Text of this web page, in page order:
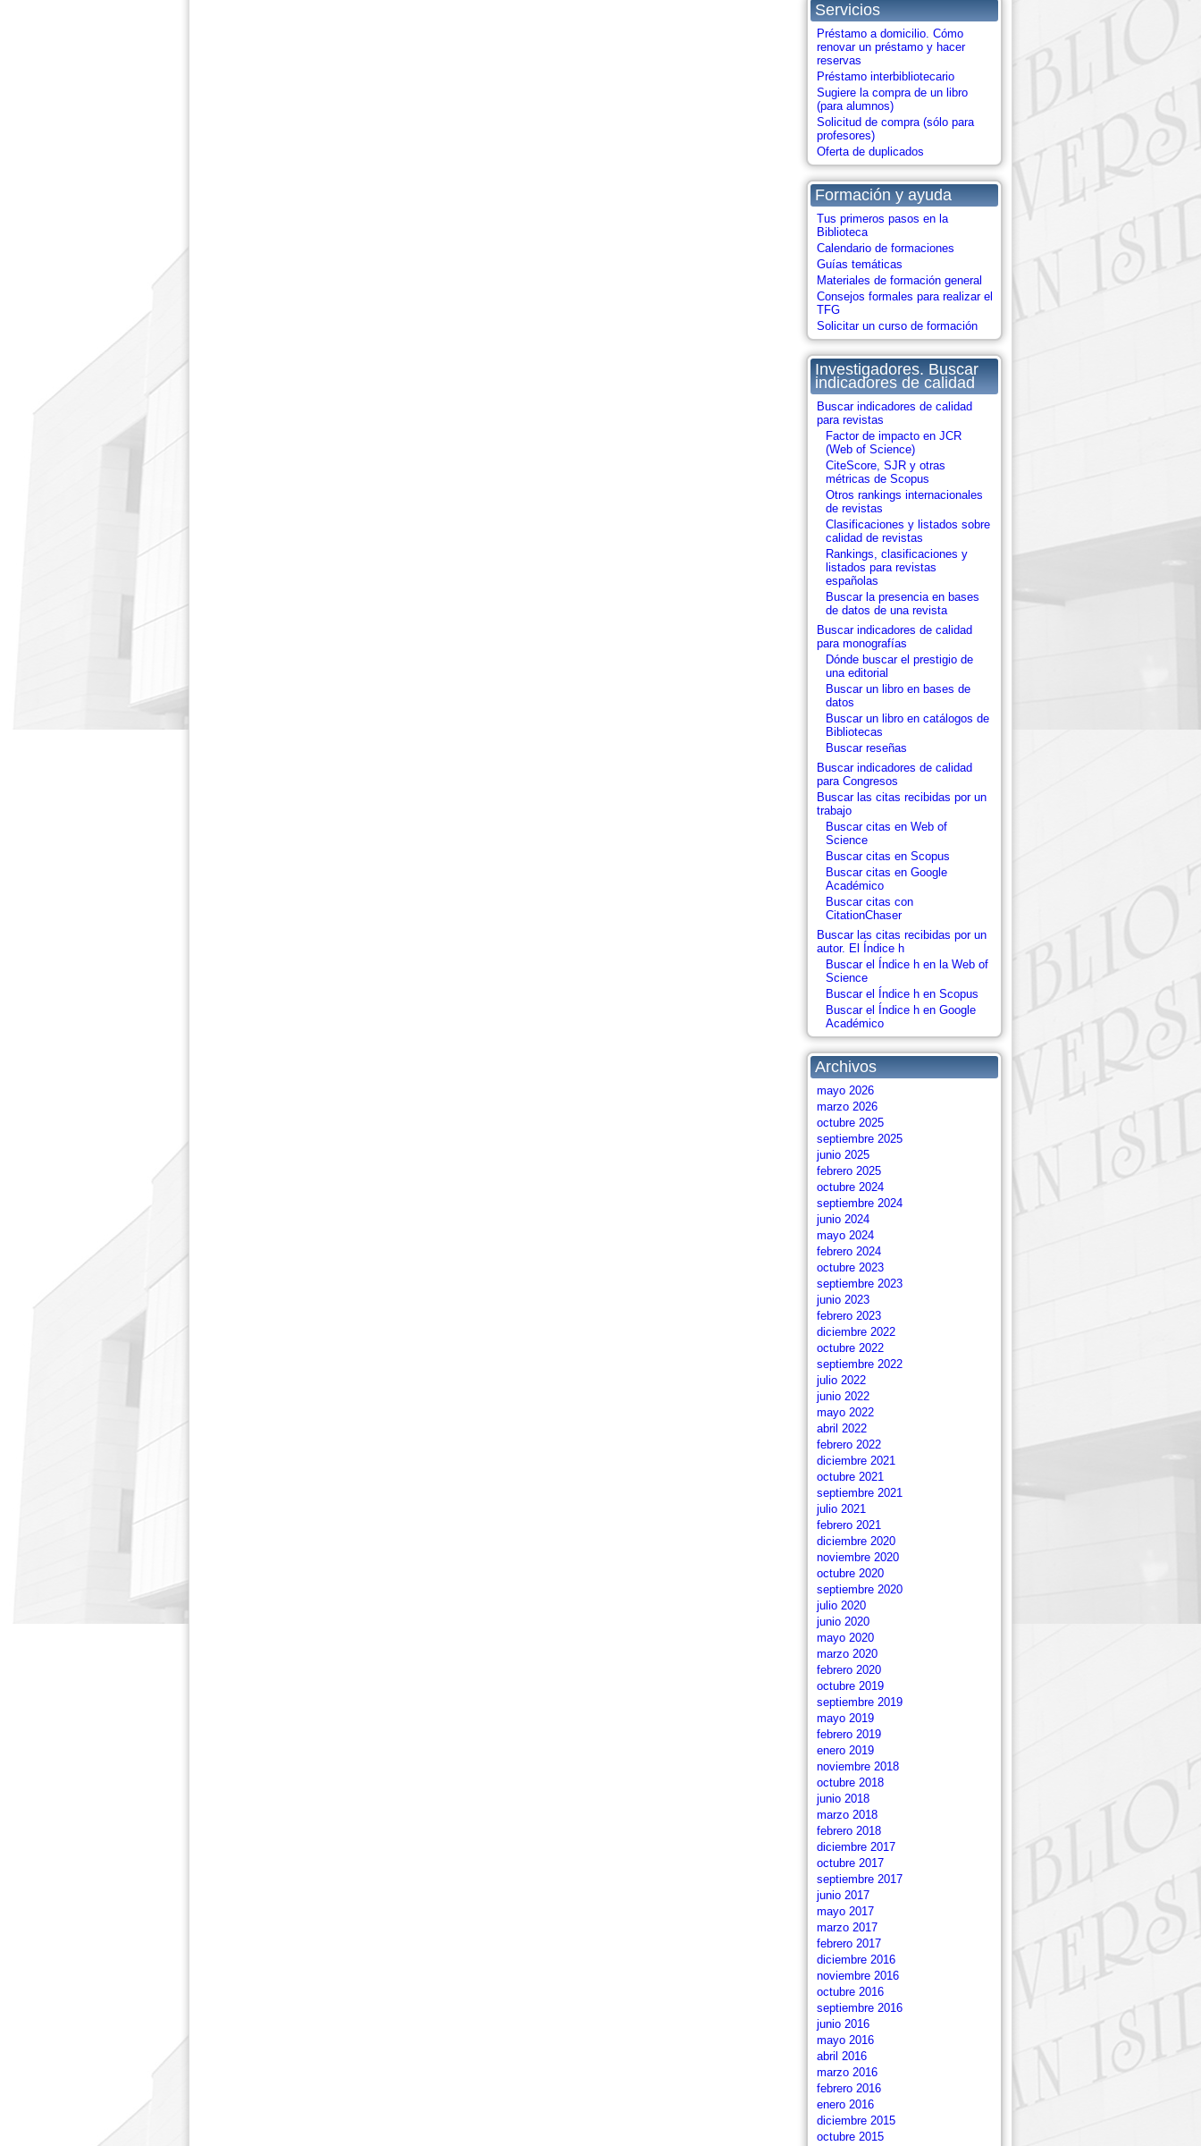
Servicios
Préstamo a domicilio. Cómo
renovar un préstamo y hacer
reservas
Préstamo interbibliotecario
Sugiere la compra de un libro
(para alumnos)
Solicitud de compra (sólo para
profesores)
Oferta de duplicados
Formación y ayuda
Tus primeros pasos en la
Biblioteca
Calendario de formaciones
Guías temáticas
Materiales de formación general
Consejos formales para realizar el
TFG
Solicitar un curso de formación
Investigadores. Buscar
indicadores de calidad
Buscar indicadores de calidad
para revistas
Factor de impacto en JCR
(Web of Science)
CiteScore, SJR y otras
métricas de Scopus
Otros rankings internacionales
de revistas
Clasificaciones y listados sobre
calidad de revistas
Rankings, clasificaciones y
listados para revistas
españolas
Buscar la presencia en bases
de datos de una revista
Buscar indicadores de calidad
para monografías
Dónde buscar el prestigio de
una editorial
Buscar un libro en bases de
datos
Buscar un libro en catálogos de
Bibliotecas
Buscar reseñas
Buscar indicadores de calidad
para Congresos
Buscar las citas recibidas por un
trabajo
Buscar citas en Web of
Science
Buscar citas en Scopus
Buscar citas en Google
Académico
Buscar citas con
CitationChaser
Buscar las citas recibidas por un
autor. El Índice h
Buscar el Índice h en la Web of
Science
Buscar el Índice h en Scopus
Buscar el Índice h en Google
Académico
Archivos
mayo 2026
marzo 2026
octubre 2025
septiembre 2025
junio 2025
febrero 2025
octubre 2024
septiembre 2024
junio 2024
mayo 2024
febrero 2024
octubre 2023
septiembre 2023
junio 2023
febrero 2023
diciembre 2022
octubre 2022
septiembre 2022
julio 2022
junio 2022
mayo 2022
abril 2022
febrero 2022
diciembre 2021
octubre 2021
septiembre 2021
julio 2021
febrero 2021
diciembre 2020
noviembre 2020
octubre 2020
septiembre 2020
julio 2020
junio 2020
mayo 2020
marzo 2020
febrero 2020
octubre 2019
septiembre 2019
mayo 2019
febrero 2019
enero 2019
noviembre 2018
octubre 2018
junio 2018
marzo 2018
febrero 2018
diciembre 2017
octubre 2017
septiembre 2017
junio 2017
mayo 2017
marzo 2017
febrero 2017
diciembre 2016
noviembre 2016
octubre 2016
septiembre 2016
junio 2016
mayo 2016
abril 2016
marzo 2016
febrero 2016
enero 2016
diciembre 2015
octubre 2015